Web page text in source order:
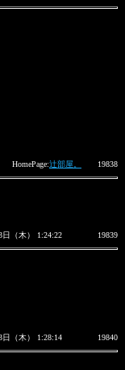
HomePage:辻部屋。 19838
日（木） 1:24:22 19839
日（木） 1:28:14 19840